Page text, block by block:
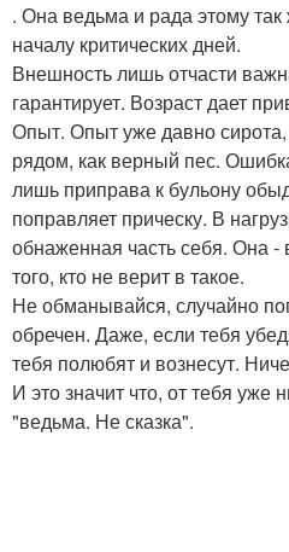
. Она ведьма и рада этому так
началу критических дней.
Внешность лишь отчасти
гарантирует. Возраст дает
Опыт. Опыт уже давно
рядом, как верный пес.
лишь приправа к бульону
поправляет прическу. В
обнаженная часть себя. Она
того, кто не верит в такое.
Не обманывайся, случайно
обречен. Даже, если тебя
тебя полюбят и вознесут.
И это значит что, от тебя уже
"ведьма. Не сказка".